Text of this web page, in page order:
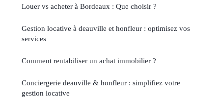
Louer vs acheter à Bordeaux : Que choisir ?
Gestion locative à deauville et honfleur : optimisez vos
services
Comment rentabiliser un achat immobilier ?
Conciergerie deauville & honfleur : simplifiez votre
gestion locative